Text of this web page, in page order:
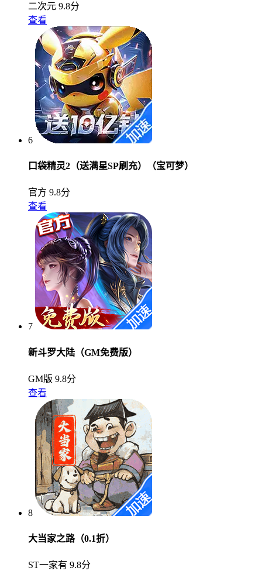
二次元 9.8分
查看
6
口袋精灵2（送满星SP刷充）（宝可梦）
官方 9.8分
查看
7
新斗罗大陆（GM免费版）
GM版 9.8分
查看
8
大当家之路（0.1折）
ST一家有 9.8分